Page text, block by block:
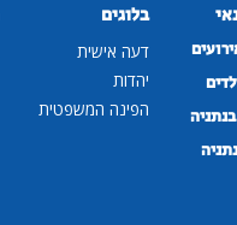
בלוגים
דעה אישית
יהדות
הפינה המשפטית